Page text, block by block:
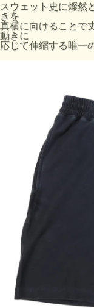
サイズの目安
サイズ 股上 (cm)
33
サイズはアメリカ
実際のサイズと若
弊社では±2cmまで
洗濯により若干の
モニタなどの環境
場合があります。
スウェット史に燦然
きを
真横に向けることで
動きに
応じて伸縮する唯一